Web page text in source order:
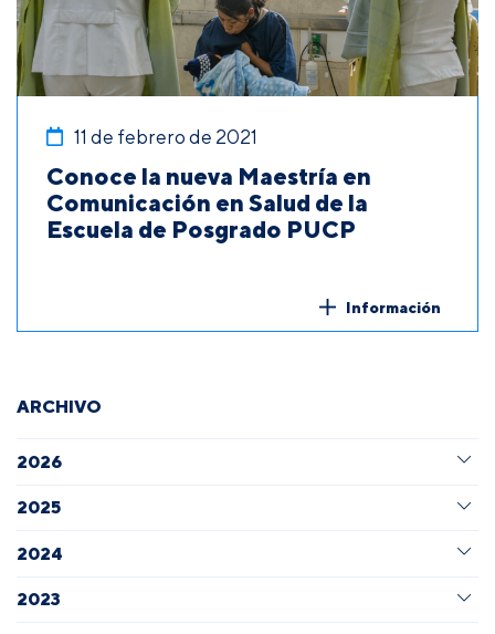
11 de febrero de 2021
Conoce la nueva Maestría en
Comunicación en Salud de la
Escuela de Posgrado PUCP
Información
ARCHIVO
2026
2025
2024
2023